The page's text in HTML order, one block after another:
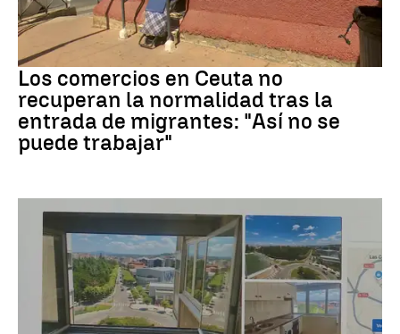
Crisis migrantes
Los comercios en Ceuta no
recuperan la normalidad tras la
entrada de migrantes: "Así no se
puede trabajar"